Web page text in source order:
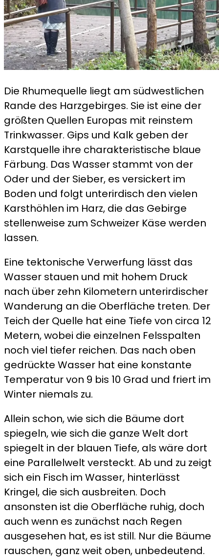
Die Rhumequelle liegt am südwestlichen
Rande des Harzgebirges. Sie ist eine der
größten Quellen Europas mit reinstem
Trinkwasser. Gips und Kalk geben der
Karstquelle ihre charakteristische blaue
Färbung. Das Wasser stammt von der
Oder und der Sieber, es versickert im
Boden und folgt unterirdisch den vielen
Karsthöhlen im Harz, die das Gebirge
stellenweise zum Schweizer Käse werden
lassen.
Eine tektonische Verwerfung lässt das
Wasser stauen und mit hohem Druck
nach über zehn Kilometern unterirdischer
Wanderung an die Oberfläche treten. Der
Teich der Quelle hat eine Tiefe von circa 12
Metern, wobei die einzelnen Felsspalten
noch viel tiefer reichen. Das nach oben
gedrückte Wasser hat eine konstante
Temperatur von 9 bis 10 Grad und friert im
Winter niemals zu.
Allein schon, wie sich die Bäume dort
spiegeln, wie sich die ganze Welt dort
spiegelt in der blauen Tiefe, als wäre dort
eine Parallelwelt versteckt. Ab und zu zeigt
sich ein Fisch im Wasser, hinterlässt
Kringel, die sich ausbreiten. Doch
ansonsten ist die Oberfläche ruhig, doch
auch wenn es zunächst nach Regen
ausgesehen hat, es ist still. Nur die Bäume
rauschen, ganz weit oben, unbedeutend.